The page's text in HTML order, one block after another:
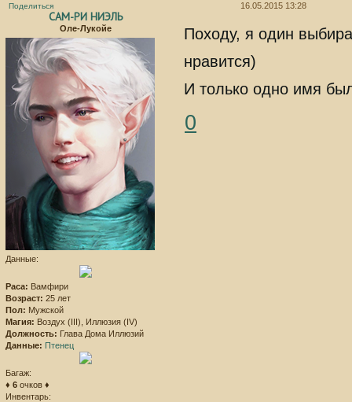
Поделиться 16.05.2015 13:28
САМ-РИ НИЭЛЬ
Оле-Лукойе
Данные:
Раса: Вамфири
Возраст: 25 лет
Пол: Мужской
Магия: Воздух (III), Иллюзия (IV)
Должность: Глава Дома Иллюзий
Данные: Птенец
Багаж:
♦ 6 очков ♦
Инвентарь:
Походу, я один
нравится)
И только одно имя
0